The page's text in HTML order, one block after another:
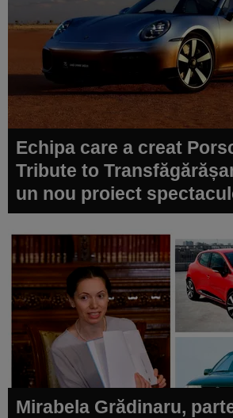
Echipa care a creat
Tribute to
un nou proiect
Mirabela Grădinaru,